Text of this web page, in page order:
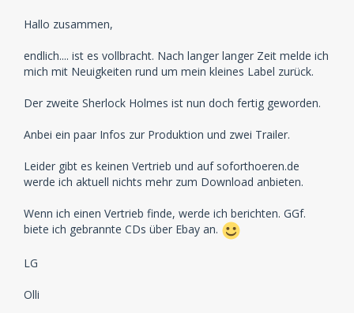
Hallo zusammen,
endlich.... ist es vollbracht. Nach langer langer Zeit melde ich
mich mit Neuigkeiten rund um mein kleines Label zurück.
Der zweite Sherlock Holmes ist nun doch fertig geworden.
Anbei ein paar Infos zur Produktion und zwei Trailer.
Leider gibt es keinen Vertrieb und auf soforthoeren.de
werde ich aktuell nichts mehr zum Download anbieten.
Wenn ich einen Vertrieb finde, werde ich berichten. GGf.
biete ich gebrannte CDs über Ebay an.
LG
Olli